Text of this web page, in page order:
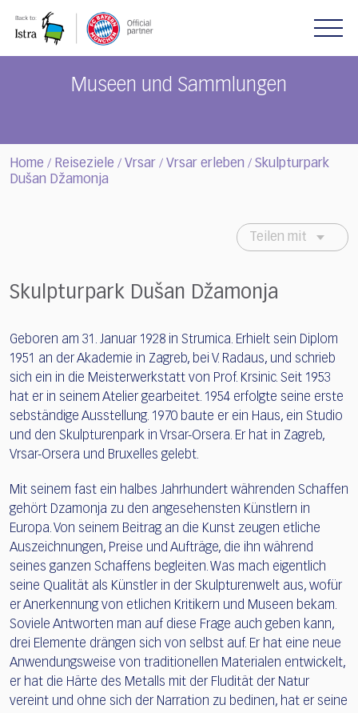
note:
Museen und Sammlungen
Home / Reiseziele / Vrsar / Vrsar erleben / Skulpturpark
Dušan Džamonja
Teilen mit
Skulpturpark Dušan Džamonja
Geboren am 31. Januar 1928 in Strumica. Erhielt sein Diplom
1951 an der Akademie in Zagreb, bei V. Radaus, und schrieb
sich ein in die Meisterwerkstatt von Prof. Krsinic. Seit 1953
hat er in seinem Atelier gearbeitet. 1954 erfolgte seine erste
sebständige Ausstellung. 1970 baute er ein Haus, ein Studio
und den Skulpturenpark in Vrsar-Orsera. Er hat in Zagreb,
Vrsar-Orsera und Bruxelles gelebt.
Mit seinem fast ein halbes Jahrhundert währenden Schaffen
gehört Dzamonja zu den angesehensten Künstlern in
Europa. Von seinem Beitrag an die Kunst zeugen etliche
Auszeichnungen, Preise und Aufträge, die ihn während
seines ganzen Schaffens begleiten. Was mach eigentlich
seine Qualität als Künstler in der Skulpturenwelt aus, wofür
er Anerkennung von etlichen Kritikern und Museen bekam.
Soviele Antworten man auf diese Frage auch geben kann,
drei Elemente drängen sich von selbst auf. Er hat eine neue
Anwendungsweise von traditionellen Materialen entwickelt,
er hat die Härte des Metalls mit der Fludität der Natur
vereint und ohne sich der Narration zu bedinen, hat er seine